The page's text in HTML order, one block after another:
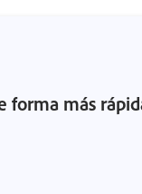
forma más